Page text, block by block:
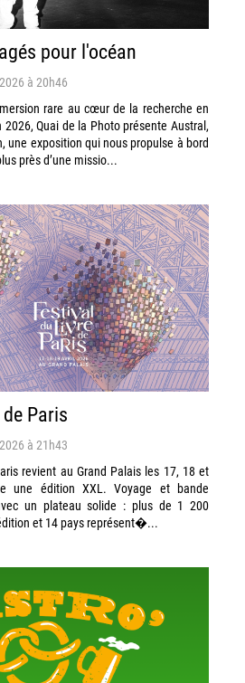
pour l'océan
à 20h46
rare au cœur de la recherche en
Quai de la Photo présente Austral,
une exposition qui nous propulse à bord
près d’une missio...
Paris
à 21h43
revient au Grand Palais les 17, 18 et
une édition XXL. Voyage et bande
un plateau solide : plus de 1 200
et 14 pays représent�...